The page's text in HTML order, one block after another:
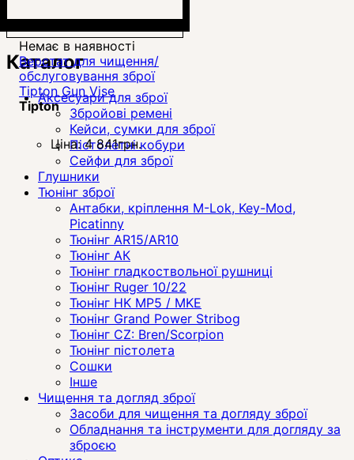
Немає в наявності
Верстат для чищення/
обслуговування зброї
Tipton Gun Vise
Tipton
Ціна:4 841грн.
Каталог
Аксесуари для зброї
Збройові ремені
Кейси, сумки для зброї
Пістолетні кобури
Сейфи для зброї
Глушники
Тюнінг зброї
Антабки, кріплення M-Lok, Key-Mod,
Picatinny
Тюнінг AR15/AR10
Тюнінг АК
Тюнінг гладкоствольної рушниці
Тюнінг Ruger 10/22
Тюнінг HK MP5 / MKE
Тюнінг Grand Power Stribog
Тюнінг CZ: Bren/Scorpion
Тюнінг пістолета
Сошки
Інше
Чищення та догляд зброї
Засоби для чищення та догляду зброї
Обладнання та інструменти для догляду за
зброєю